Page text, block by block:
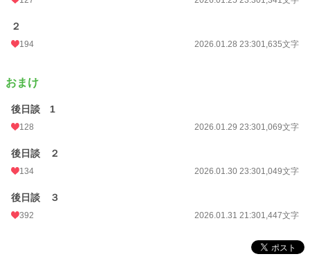
２
194 2026.01.28 23:301,635文字
おまけ
後日談 1
128 2026.01.29 23:301,069文字
後日談 ２
134 2026.01.30 23:301,049文字
後日談 ３
392 2026.01.31 21:301,447文字